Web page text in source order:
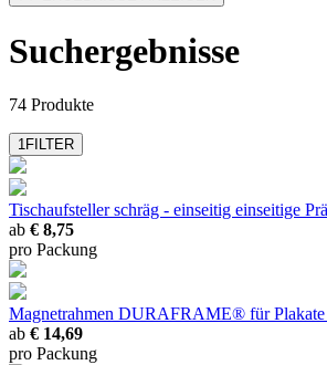
Exacompta-Brause
Franken
mehr anzeigen
Stahl
Suchergebnisse
74 Produkte
1FILTER
Tischaufsteller schräg - einseitig einseitige
ab € 8,75
pro Packung
Magnetrahmen DURAFRAME® für
ab € 14,69
pro Packung